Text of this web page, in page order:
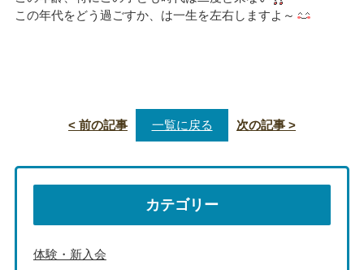
この年代をどう過ごすか、は一生を左右しますよ～
< 前の記事 一覧に戻る 次の記事 >
カテゴリー
体験・新入会